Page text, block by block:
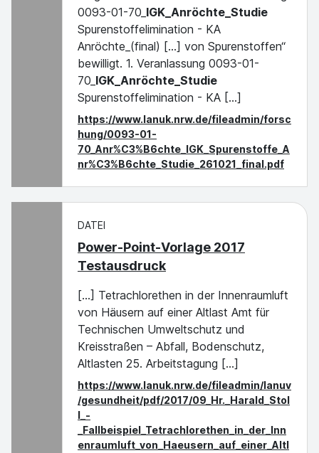
0093-01-70_ IGK_Anröchte_Studie
Spurenstoffelimination - KA
Anröchte_(final) [...] von Spurenstoffen“
bewilligt. 1. Veranlassung 0093-01-
70_ IGK_Anröchte_Studie
Spurenstoffelimination - KA [...]
https://www.lanuk.nrw.de/fileadmin/forsc
hung/0093-01-
70_Anr%C3%B6chte_IGK_Spurenstoffe_A
nr%C3%B6chte_Studie_261021_final.pdf
DATEI
Power-Point-Vorlage 2017
Testausdruck
[...] Tetrachlorethen in der Innenraumluft
von Häusern auf einer Altlast Amt für
Technischen Umweltschutz und
Kreisstraßen – Abfall, Bodenschutz,
Altlasten 25. Arbeitstagung [...]
https://www.lanuk.nrw.de/fileadmin/lanuv
/gesundheit/pdf/2017/09_Hr._Harald_Stol
l_-
_Fallbeispiel_Tetrachlorethen_in_der_Inn
enraumluft_von_Haeusern_auf_einer_Altl